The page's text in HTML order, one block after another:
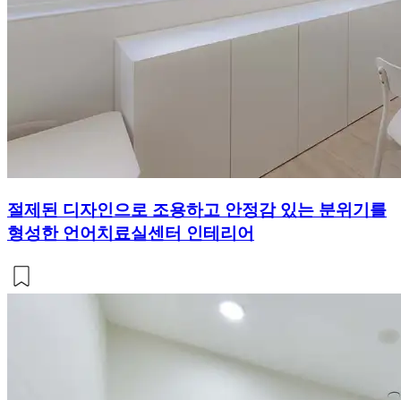
절제된 디자인으로 조용하고 안정감 있는 분위기를
형성한 언어치료실센터 인테리어